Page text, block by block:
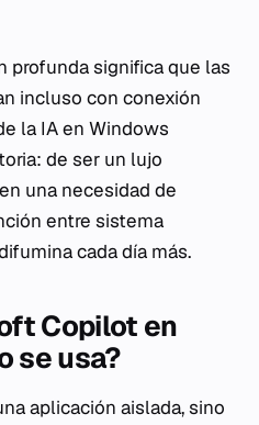
profunda significa que las
incluso con conexión
la IA en Windows
de ser un lujo
una necesidad de
entre sistema
cada día más.
Copilot en
se usa?
aplicación aislada, sino